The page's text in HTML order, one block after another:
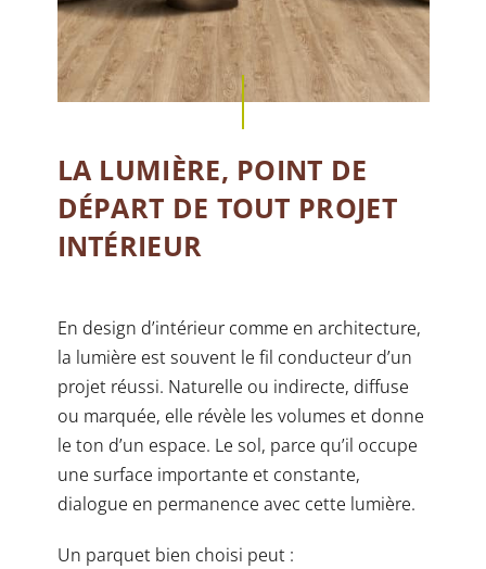
LA LUMIÈRE, POINT DE
DÉPART DE TOUT PROJET
INTÉRIEUR
En design d’intérieur comme en architecture,
la lumière est souvent le fil conducteur d’un
projet réussi. Naturelle ou indirecte, diffuse
ou marquée, elle révèle les volumes et donne
le ton d’un espace. Le sol, parce qu’il occupe
une surface importante et constante,
dialogue en permanence avec cette lumière.
Un parquet bien choisi peut :